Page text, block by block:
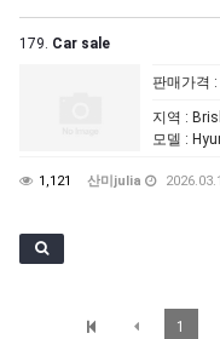
179. Car sale
판매가격 :
지역 :
모델 :
1,121 산미julia
1